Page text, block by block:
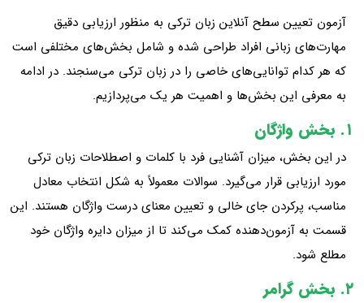
آزمون تعیین سطح آنلاین زبان ترکی به منظور ارزیابی دقیق
مهارت‌های زبانی افراد طراحی شده و شامل بخش‌های مختلفی است
که هر کدام توانایی‌های خاصی را در زبان ترکی می‌سنجند. در ادامه
به معرفی این بخش‌ها و اهمیت هر یک می‌پردازیم.
۱. بخش واژگان
در این بخش، میزان آشنایی فرد با کلمات و اصطلاحات زبان ترکی
مورد ارزیابی قرار می‌گیرد. سوالات معمولاً به شکل انتخاب معادل
مناسب، پرکردن جای خالی و تعیین معنای درست واژگان هستند. این
قسمت به آزمون‌دهنده کمک می‌کند تا از میزان دایره واژگان خود
مطلع شود.
۲. بخش گرامر